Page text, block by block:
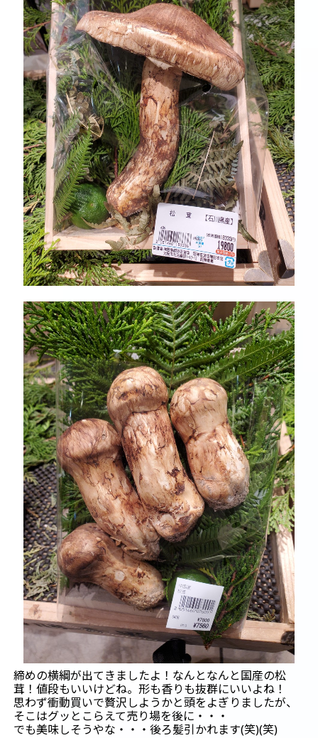
締めの横綱が出てきましたよ！なんとなんと国産の松
茸！値段もいいけどね。形も香りも抜群にいいよね！
思わず衝動買いで贅沢しようかと頭をよぎりましたが、
そこはグッとこらえて売り場を後に・・・
でも美味しそうやな・・・後ろ髪引かれます(笑)(笑)